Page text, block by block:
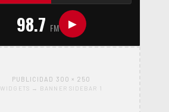
98.7 FM ▶
PUBLICIDAD 300 × 250
WIDGETS → BANNER SIDEBAR 1